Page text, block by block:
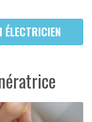
ÉLECTRICIEN